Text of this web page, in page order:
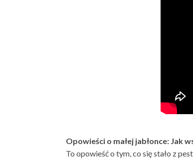
Opowieści o małej jabłonce: Jak
To opowieść o tym, co się stało z